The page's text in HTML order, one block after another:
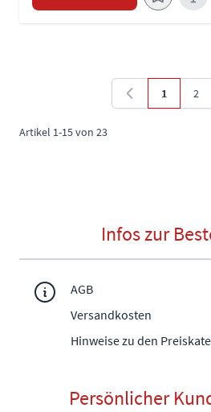
Artikel 1-15von 23
Sie lesen
1 Seite
2
Infos zur
AGB
Versandkosten
Hinweise zu den
Persönlicher